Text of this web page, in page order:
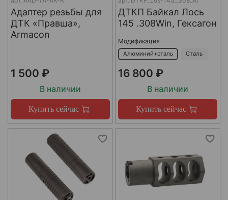
Адаптер резьбы для
ДТК «Правша»,
Armacon
1 500 ₽
В наличии
Купить сейчас
ДТКП Байкал Лось
145 .308Win, Гексагон
Модификация
Алюминий+сталь Сталь
16 800 ₽
В наличии
Купить сейчас